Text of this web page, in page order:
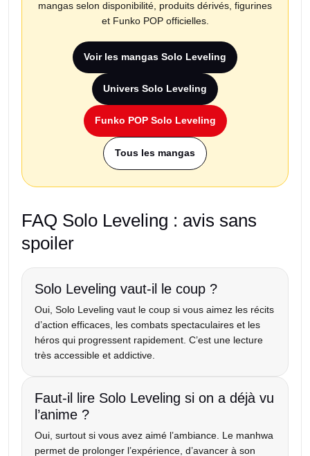
mangas selon disponibilité, produits dérivés, figurines
et Funko POP officielles.
Voir les mangas Solo Leveling
Univers Solo Leveling
Funko POP Solo Leveling
Tous les mangas
FAQ Solo Leveling : avis sans
spoiler
Solo Leveling vaut-il le coup ?
Oui, Solo Leveling vaut le coup si vous aimez les récits
d’action efficaces, les combats spectaculaires et les
héros qui progressent rapidement. C’est une lecture
très accessible et addictive.
Faut-il lire Solo Leveling si on a déjà vu
l’anime ?
Oui, surtout si vous avez aimé l’ambiance. Le manhwa
permet de prolonger l’expérience, d’avancer à son